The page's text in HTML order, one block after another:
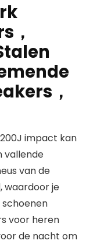
，
，
impact kan
vallende
van de
waardoor je
voor heren
de nacht om